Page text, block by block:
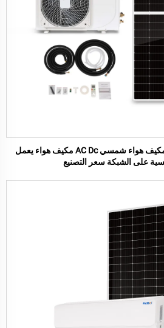
12000 BTU 1.5HP 1 طن مكيف هواء شمسي AC Dc مكيف هواء يعمل
على الشبكة سعر التصنيع